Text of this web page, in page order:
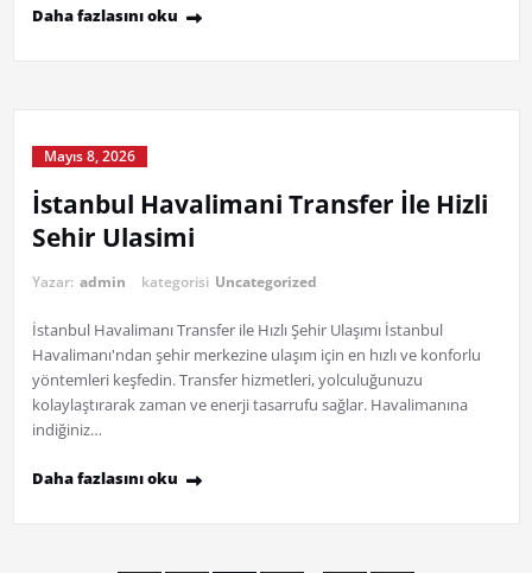
Daha fazlasını oku
Mayıs 8, 2026
İstanbul Havalimani Transfer İle Hizli
Sehir Ulasimi
Yazar: admin kategorisi Uncategorized
İstanbul Havalimanı Transfer ile Hızlı Şehir Ulaşımı İstanbul
Havalimanı'ndan şehir merkezine ulaşım için en hızlı ve konforlu
yöntemleri keşfedin. Transfer hizmetleri, yolculuğunuzu
kolaylaştırarak zaman ve enerji tasarrufu sağlar. Havalimanına
indiğiniz…
Daha fazlasını oku